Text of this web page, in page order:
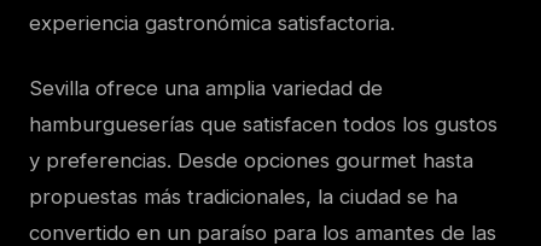
experiencia gastronómica satisfactoria.
Sevilla ofrece una amplia variedad de
hamburgueserías que satisfacen todos los gustos
y preferencias. Desde opciones gourmet hasta
propuestas más tradicionales, la ciudad se ha
convertido en un paraíso para los amantes de las